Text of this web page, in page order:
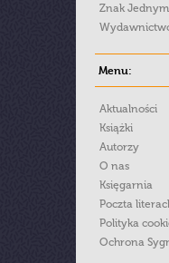
Znak
Menu:
Aktualności
Książki
Autorzy
O nas
Księgarnia
Poczta
Polityka
Ochrona